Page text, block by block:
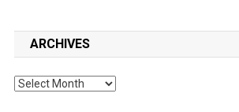
ARCHIVES
Archives